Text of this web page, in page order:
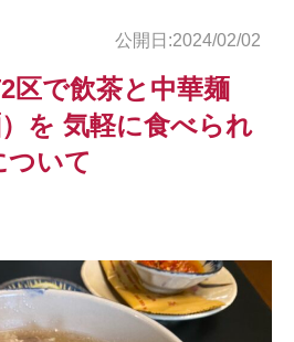
公開日:2024/02/02
区で飲茶と中華麺
）を 気軽に食べられ
ついて